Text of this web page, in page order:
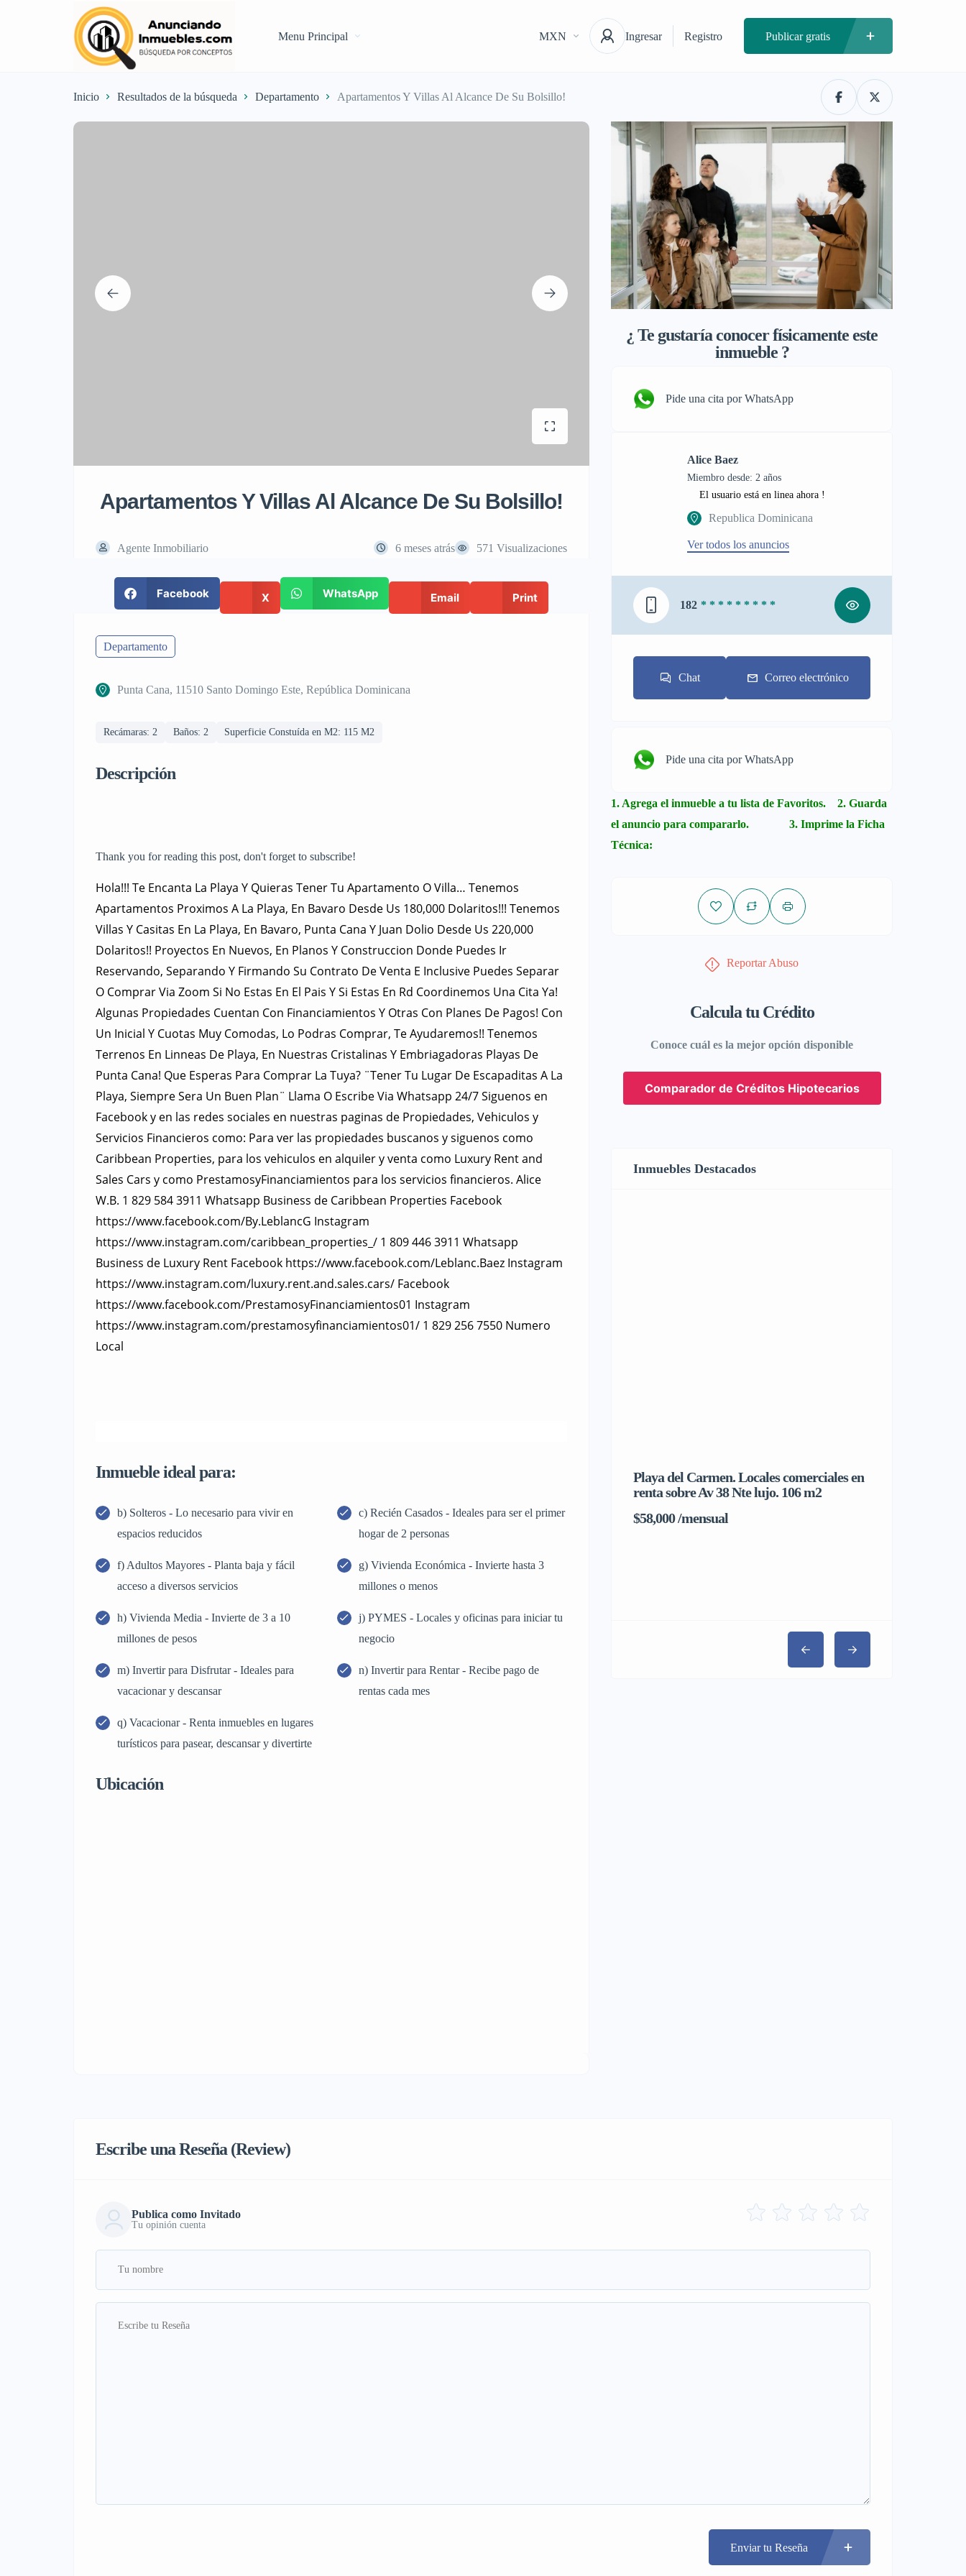
Menu Principal MXN Ingresar Registro Publicar gratis
Inicio Resultados de la búsqueda Departamento Apartamentos Y Villas Al Alcance De Su Bolsillo!
Apartamentos Y Villas Al Alcance De Su Bolsillo!
Agente Inmobiliario 6 meses atrás 571 Visualizaciones
Facebook X WhatsApp Email Print
Departamento
Punta Cana, 11510 Santo Domingo Este, República Dominicana
Recámaras: 2 Baños: 2 Superficie Constuída en M2: 115 M2
Descripción
Thank you for reading this post, don't forget to subscribe!
Hola!!! Te Encanta La Playa Y Quieras Tener Tu Apartamento O Villa… Tenemos
Apartamentos Proximos A La Playa, En Bavaro Desde Us 180,000 Dolaritos!!! Tenemos
Villas Y Casitas En La Playa, En Bavaro, Punta Cana Y Juan Dolio Desde Us 220,000
Dolaritos!! Proyectos En Nuevos, En Planos Y Construccion Donde Puedes Ir
Reservando, Separando Y Firmando Su Contrato De Venta E Inclusive Puedes Separar
O Comprar Via Zoom Si No Estas En El Pais Y Si Estas En Rd Coordinemos Una Cita Ya!
Algunas Propiedades Cuentan Con Financiamientos Y Otras Con Planes De Pagos! Con
Un Inicial Y Cuotas Muy Comodas, Lo Podras Comprar, Te Ayudaremos!! Tenemos
Terrenos En Linneas De Playa, En Nuestras Cristalinas Y Embriagadoras Playas De
Punta Cana! Que Esperas Para Comprar La Tuya? ¨Tener Tu Lugar De Escapaditas A La
Playa, Siempre Sera Un Buen Plan¨ Llama O Escribe Via Whatsapp 24/7 Siguenos en
Facebook y en las redes sociales en nuestras paginas de Propiedades, Vehiculos y
Servicios Financieros como: Para ver las propiedades buscanos y siguenos como
Caribbean Properties, para los vehiculos en alquiler y venta como Luxury Rent and
Sales Cars y como PrestamosyFinanciamientos para los servicios financieros. Alice
W.B. 1 829 584 3911 Whatsapp Business de Caribbean Properties Facebook
https://www.facebook.com/By.LeblancG Instagram
https://www.instagram.com/caribbean_properties_/ 1 809 446 3911 Whatsapp
Business de Luxury Rent Facebook https://www.facebook.com/Leblanc.Baez Instagram
https://www.instagram.com/luxury.rent.and.sales.cars/ Facebook
https://www.facebook.com/PrestamosyFinanciamientos01 Instagram
https://www.instagram.com/prestamosyfinanciamientos01/ 1 829 256 7550 Numero
Local
Inmueble ideal para:
b) Solteros - Lo necesario para vivir en
espacios reducidos
c) Recién Casados - Ideales para ser el primer
hogar de 2 personas
f) Adultos Mayores - Planta baja y fácil
acceso a diversos servicios
g) Vivienda Económica - Invierte hasta 3
millones o menos
h) Vivienda Media - Invierte de 3 a 10
millones de pesos
j) PYMES - Locales y oficinas para iniciar tu
negocio
m) Invertir para Disfrutar - Ideales para
vacacionar y descansar
n) Invertir para Rentar - Recibe pago de
rentas cada mes
q) Vacacionar - Renta inmuebles en lugares
turísticos para pasear, descansar y divertirte
Ubicación
¿ Te gustaría conocer físicamente este
inmueble ?
Pide una cita por WhatsApp
Alice Baez
Miembro desde: 2 años
El usuario está en linea ahora !
Republica Dominicana
Ver todos los anuncios
182 * * * * * * * * *
Chat Correo electrónico
Pide una cita por WhatsApp
1. Agrega el inmueble a tu lista de Favoritos. 2. Guarda
el anuncio para compararlo. 3. Imprime la Ficha
Técnica:
Reportar Abuso
Calcula tu Crédito
Conoce cuál es la mejor opción disponible
Comparador de Créditos Hipotecarios
Inmuebles Destacados
Playa del Carmen. Locales comerciales en
renta sobre Av 38 Nte lujo. 106 m2
$58,000 /mensual
Escribe una Reseña (Review)
Publica como Invitado
Tu opinión cuenta
Enviar tu Reseña